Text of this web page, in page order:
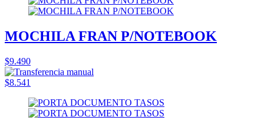
MOCHILA FRAN P/NOTEBOOK
$9.490
$8.541